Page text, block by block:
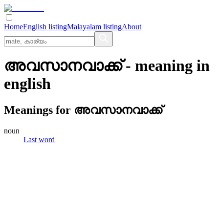
HomeEnglish listingMalayalam listingAbout
അവസാനവാക്ക്- meaning in
english
Meanings for അവസാനവാക്ക്
noun
Last word